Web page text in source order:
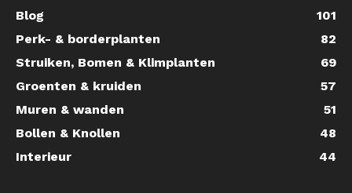
Blog
101
Perk- & borderplanten
82
Struiken, Bomen & Klimplanten
69
Groenten & kruiden
57
Muren & wanden
51
Bollen & Knollen
48
Interieur
44